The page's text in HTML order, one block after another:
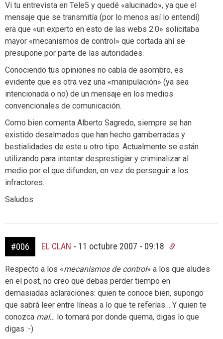
Vi tu entrevista en Tele5 y quedé «alucinado», ya que el
mensaje que se transmitía (por lo menos así lo entendí)
era que «un experto en esto de las webs 2.0» solicitaba
mayor «mecanismos de control» que cortada ahí se
presupone por parte de las autoridades.
Conociendo tus opiniones no cabía de asombro, es
evidente que es otra vez una «manipulación» (ya sea
intencionada o no) de un mensaje en los medios
convencionales de comunicación.
Como bien comenta Alberto Sagredo, siempre se han
existido desalmados que han hecho gamberradas y
bestialidades de este u otro tipo. Actualmente se están
utilizando para intentar desprestigiar y criminalizar al
medio por el que difunden, en vez de perseguir a los
infractores.
Saludos
#006 EL CLAN - 11 octubre 2007 - 09:18
Respecto a los «mecanismos de control» a los que aludes
en el post, no creo que debas perder tiempo en
demasiadas aclaraciones: quien te conoce bien, supongo
que sabrá leer entre líneas a lo que te referías… Y quien te
conozca mal… lo tomará por donde quema, digas lo que
digas :-)